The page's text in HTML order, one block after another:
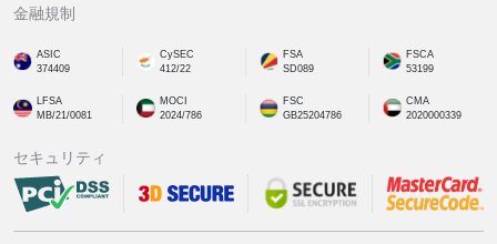
金融規制
ASIC
374409
CySEC
412/22
FSA
SD089
FSCA
53199
LFSA
MB/21/0081
MOCI
2024/786
FSC
GB25204786
CMA
2020000339
セキュリティ